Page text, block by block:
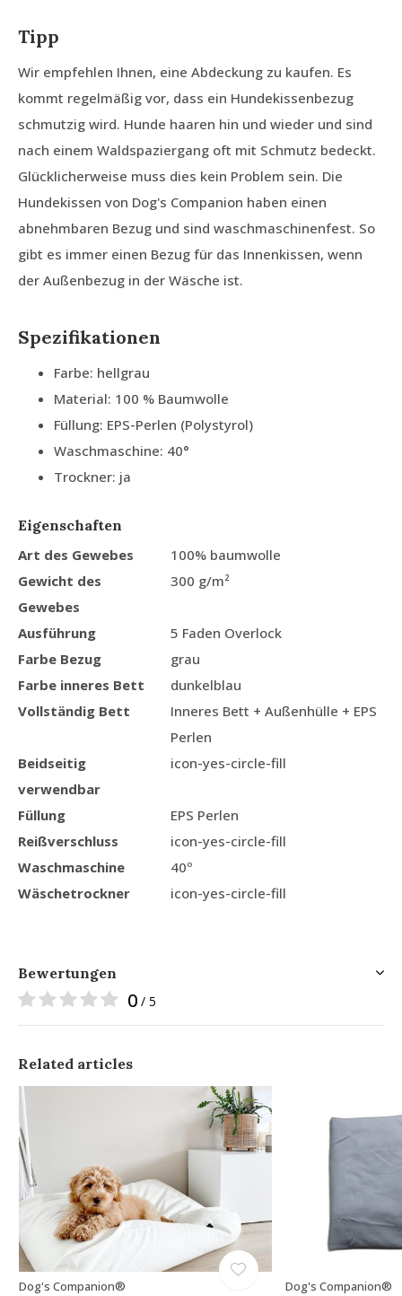
Tipp
Wir empfehlen Ihnen, eine Abdeckung zu kaufen. Es
kommt regelmäßig vor, dass ein Hundekissenbezug
schmutzig wird. Hunde haaren hin und wieder und sind
nach einem Waldspaziergang oft mit Schmutz bedeckt.
Glücklicherweise muss dies kein Problem sein. Die
Hundekissen von Dog's Companion haben einen
abnehmbaren Bezug und sind waschmaschinenfest. So
gibt es immer einen Bezug für das Innenkissen, wenn
der Außenbezug in der Wäsche ist.
Spezifikationen
Farbe: hellgrau
Material: 100 % Baumwolle
Füllung: EPS-Perlen (Polystyrol)
Waschmaschine: 40°
Trockner: ja
Eigenschaften
Art des Gewebes
100% baumwolle
Gewicht des
Gewebes
300 g/m²
Ausführung
5 Faden Overlock
Farbe Bezug
grau
Farbe inneres Bett
dunkelblau
Vollständig Bett
Inneres Bett + Außenhülle + EPS
Perlen
Beidseitig
verwendbar
icon-yes-circle-fill
Füllung
EPS Perlen
Reißverschluss
icon-yes-circle-fill
Waschmaschine
40º
Wäschetrockner
icon-yes-circle-fill
Bewertungen
0 / 5
Related articles
Dog's Companion® Dog's Companion®